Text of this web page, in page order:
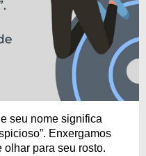
seu nome significa
Enxergamos
para seu rosto.